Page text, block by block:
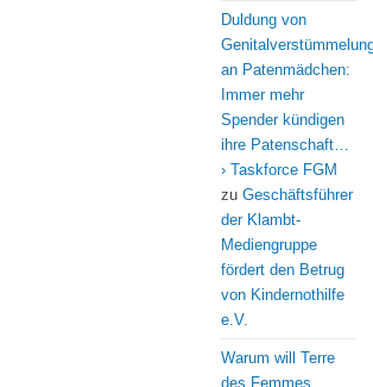
Duldung von
an Patenmädchen:
Immer mehr
Spender kündigen
ihre Patenschaft…
› Taskforce FGM
zu Geschäftsführer
der Klambt-
Mediengruppe
fördert den Betrug
von Kindernothilfe
e.V.
Warum will Terre
des Femmes